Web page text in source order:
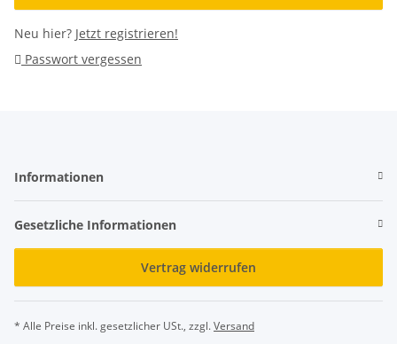
Neu hier? Jetzt registrieren!
Passwort vergessen
Informationen
Gesetzliche Informationen
Vertrag widerrufen
* Alle Preise inkl. gesetzlicher USt., zzgl.Versand